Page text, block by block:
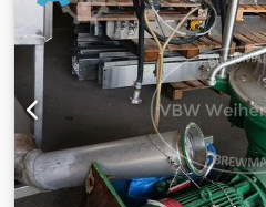
kg / dm3 Boyutlar: U 7.500 x G
ağırlık: Yaklaşık 6-7 ton
Mayıs ayından itibaren
polimer tesisi, besleme
makasatör, çıkış konveyörü
üzerine